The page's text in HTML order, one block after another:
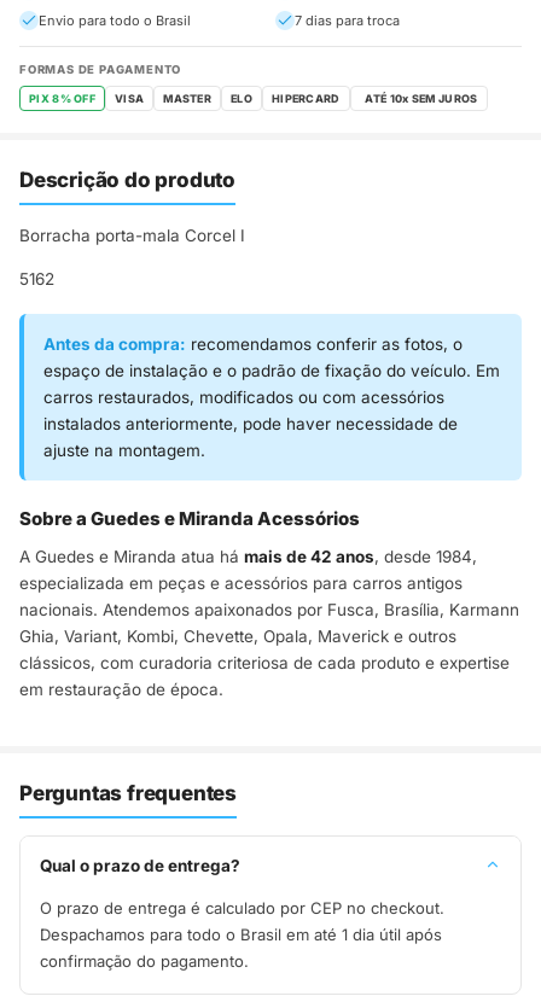
Envio para todo o Brasil
7 dias para troca
FORMAS DE PAGAMENTO
PIX 8% OFF VISA MASTER ELO HIPERCARD
Descrição do produto
Borracha porta-mala Corcel I
5162
Antes da compra: recomendamos conferir as fotos, o
espaço de instalação e o padrão de fixação do veículo. Em
carros restaurados, modificados ou com acessórios
instalados anteriormente, pode haver necessidade de
ajuste na montagem.
Sobre a Guedes e Miranda Acessórios
A Guedes e Miranda atua há mais de 42 anos, desde 1984,
especializada em peças e acessórios para carros antigos
nacionais. Atendemos apaixonados por Fusca, Brasília, Karmann
Ghia, Variant, Kombi, Chevette, Opala, Maverick e outros
clássicos, com curadoria criteriosa de cada produto e expertise
em restauração de época.
Perguntas frequentes
Qual o prazo de entrega?
O prazo de entrega é calculado por CEP no checkout.
Despachamos para todo o Brasil em até 1 dia útil após
confirmação do pagamento.